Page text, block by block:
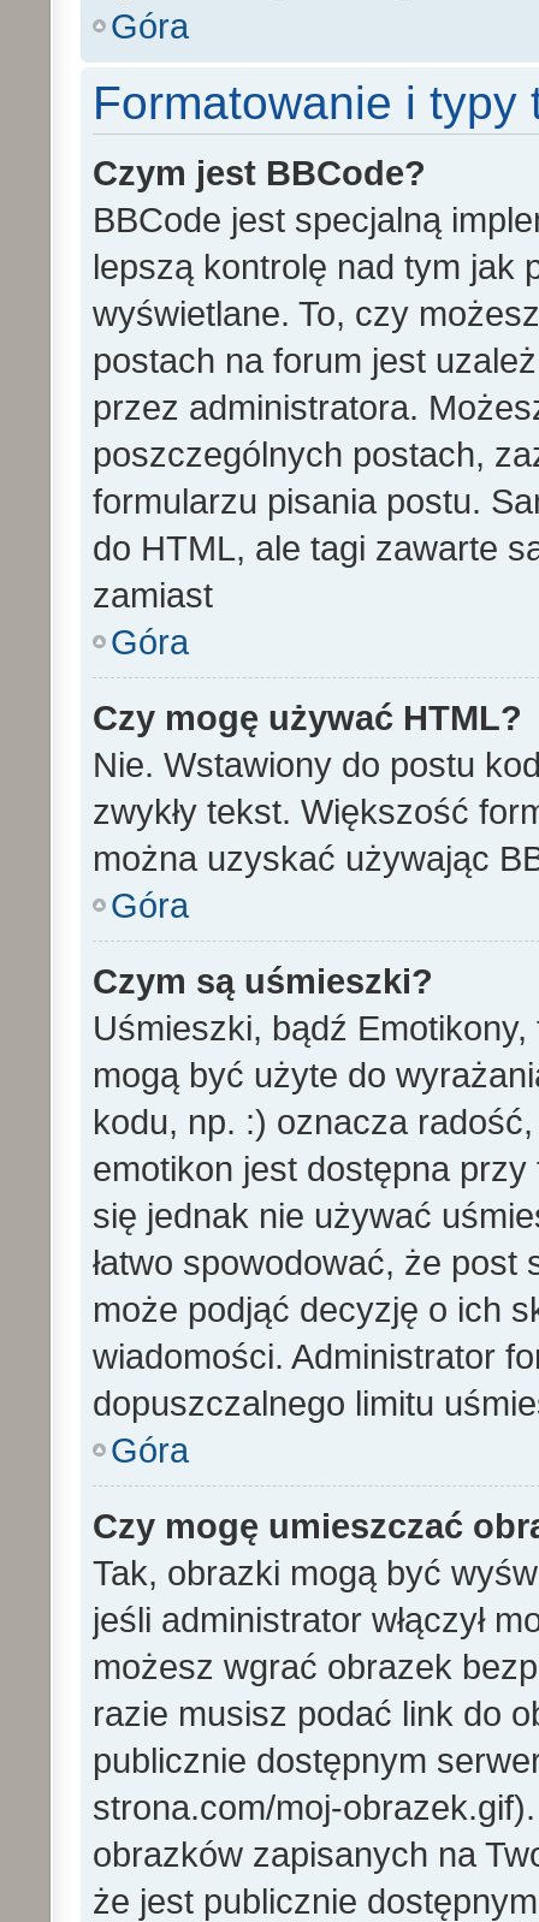
Góra
Formatowanie i typy
Czym jest BBCode?
BBCode jest specjalną
lepszą kontrolę nad tym jak
wyświetlane. To, czy
postach na forum jest
przez administratora.
poszczególnych postach,
formularzu pisania postu.
do HTML, ale tagi zawarte
zamiast
Góra
Czy mogę używać HTML?
Nie. Wstawiony do postu
zwykły tekst. Większość
można uzyskać używając
Góra
Czym są uśmieszki?
Uśmieszki, bądź
mogą być użyte do
kodu, np. :) oznacza
emotikon jest dostępna
się jednak nie używać
łatwo spowodować, że
może podjąć decyzję o ich
wiadomości. Administrator
dopuszczalnego limitu
Góra
Czy mogę umieszczać
Tak, obrazki mogą być
jeśli administrator włączył
możesz wgrać obrazek
razie musisz podać link do
publicznie dostępnym
strona.com/moj-
obrazków zapisanych na
że jest publicznie